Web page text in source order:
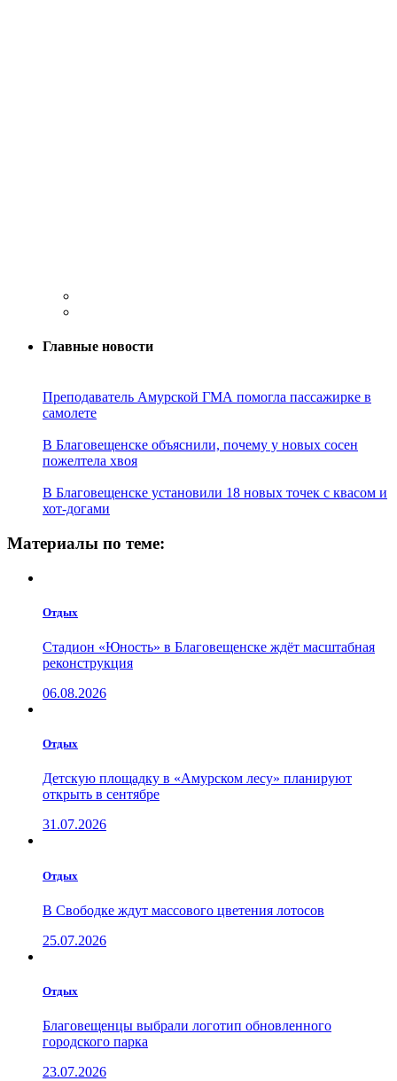
Главные новости
Преподаватель Амурской ГМА помогла пассажирке в
самолете
В Благовещенске объяснили, почему у новых сосен
пожелтела хвоя
В Благовещенске установили 18 новых точек с квасом и
хот-догами
Материалы по теме:
Отдых
Стадион «Юность» в Благовещенске ждёт масштабная
реконструкция
06.08.2026
Отдых
Детскую площадку в «Амурском лесу» планируют
открыть в сентябре
31.07.2026
Отдых
В Свободке ждут массового цветения лотосов
25.07.2026
Отдых
Благовещенцы выбрали логотип обновленного
городского парка
23.07.2026